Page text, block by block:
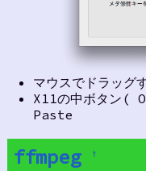
マウスでドラッグ
X11の中ボタン(
Paste
ffmpeg †